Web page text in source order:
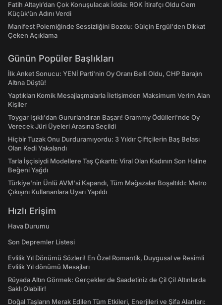
Fatih Altaylı’dan Çok Konuşulacak İddia: ROK İtirafçı Oldu Cem
Küçük’ün Adını Verdi
Manifest Polemiğinde Sessizliğini Bozdu: Gülçin Ergül'den Dikkat
Çeken Açıklama
Günün Popüler Başlıkları
İlk Anket Sonucu: YENİ Parti'nin Oy Oranı Belli Oldu, CHP Barajın
Altına Düştü!
Yaptıkları Komik Mesajlaşmalarla İletişimden Maksimum Verim Alan
Kişiler
Toygar Işıklı'dan Gururlandıran Başarı! Grammy Ödülleri'nde Oy
Verecek Jüri Üyeleri Arasına Seçildi
Hiçbir Tuzak Onu Durduramıyordu: 3 Yıldır Çiftçilerin Baş Belası
Olan Kedi Yakalandı
Tarla İşçisiydi Modellere Taş Çıkarttı: Viral Olan Kadının Son Haline
Beğeni Yağdı
Türkiye'nin Ünlü AVM'si Kapandı, Tüm Mağazalar Boşaltıldı: Metro
Çıkışını Kullananlara Uyarı Yapıldı
Hızlı Erişim
Hava Durumu
Son Depremler Listesi
Evlilik Yıl Dönümü Sözleri! En Özel Romantik, Duygusal ve Resimli
Evlilik Yıl dönümü Mesajları
Rüyada Altın Görmek: Gerçekler de Saadetiniz de Çil Çil Altınlarda
Saklı Olabilir!
Doğal Taşların Merak Edilen Tüm Etkileri, Enerjileri ve Şifa Alanları: